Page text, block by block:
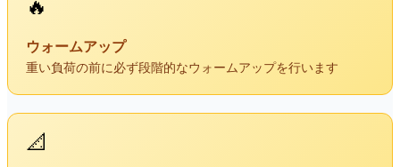
🔥
ウォームアップ
重い負荷の前に必ず段階的なウォームアップを行います
📐